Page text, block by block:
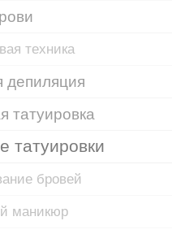
техника
депиляция
татуировка
татуировки
бровей
маникюр